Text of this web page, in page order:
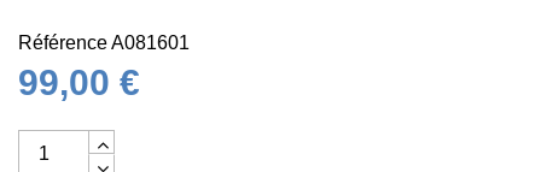
RéférenceA081601
99,00 €